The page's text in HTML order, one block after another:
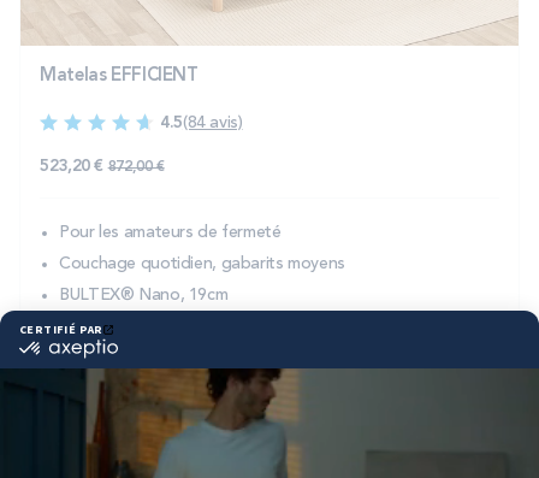
Matelas EFFICIENT
4.5(84 avis)
523,20 € 872,00 €
Pour les amateurs de fermeté
Couchage quotidien, gabarits moyens
BULTEX® Nano, 19cm
DÉCOUVRIR